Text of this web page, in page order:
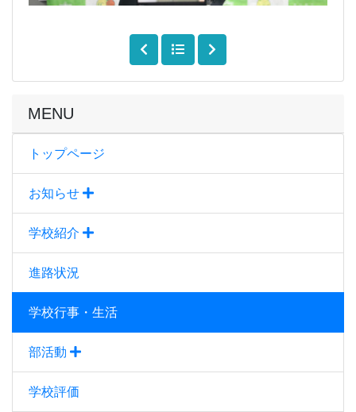
MENU
トップページ
お知らせ
学校紹介
進路状況
学校行事・生活
部活動
学校評価